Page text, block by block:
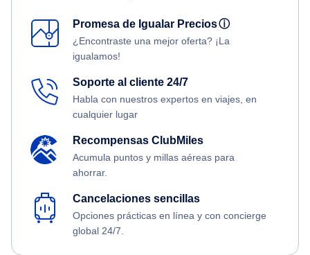
Promesa de Igualar Preciosⓘ
¿Encontraste una mejor oferta? ¡La
igualamos!
Soporte al cliente 24/7
Habla con nuestros expertos en viajes, en
cualquier lugar
Recompensas ClubMiles
Acumula puntos y millas aéreas para
ahorrar.
Cancelaciones sencillas
Opciones prácticas en línea y con concierge
global 24/7.